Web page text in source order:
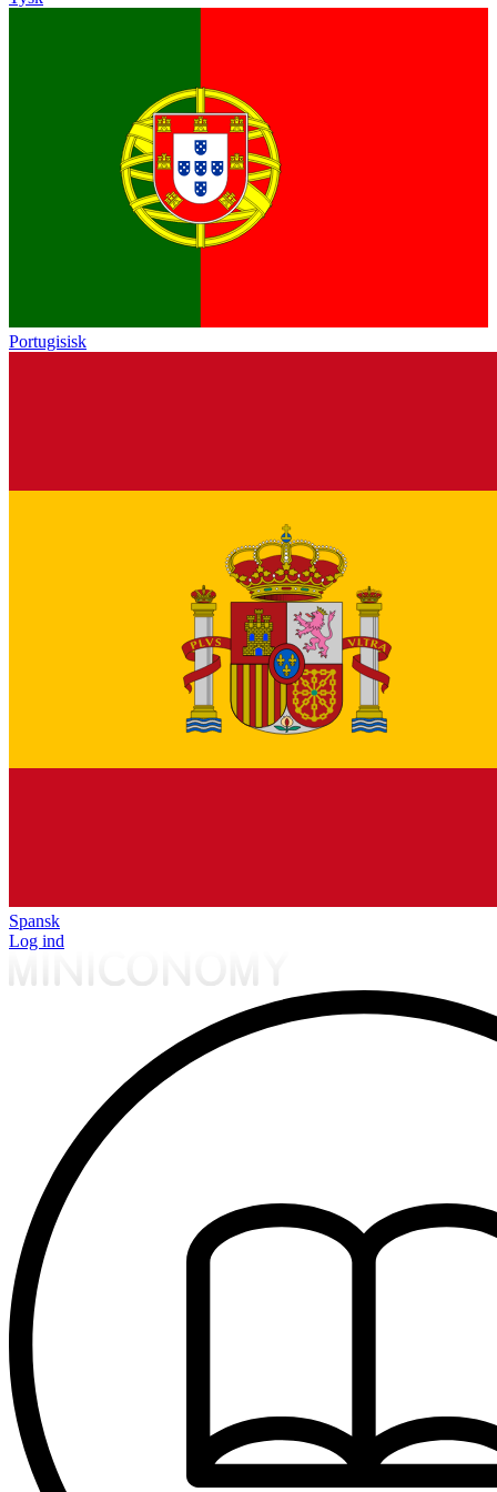
Portugisisk
Spansk
Log ind